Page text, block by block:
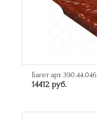
Багет арт. 390.44.046
14412 руб.